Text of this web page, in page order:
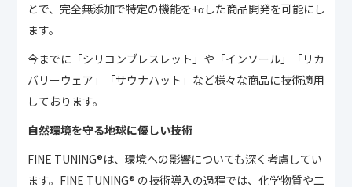
とで、完全無添加で特定の機能を+αした商品開発を可能にし
ます。
今までに「シリコンブレスレット」や「インソール」「リカ
バリーウェア」「サウナハット」など様々な商品に技術適用
しております。
自然環境を守る地球に優しい技術
FINE TUNING®︎は、環境への影響についても深く考慮してい
ます。FINE TUNING®︎ の技術導入の過程では、化学物質や二